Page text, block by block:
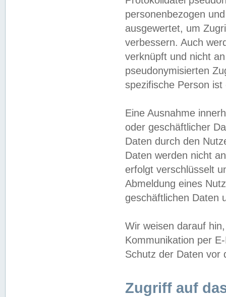
personenbezogen
ausgewertet, um
verbessern. Auch
verknüpft und nicht
pseudonymisierten
spezifische Person
Eine Ausnahme
oder geschäftlicher
Daten durch den
Daten werden nicht
erfolgt verschlüsselt
Abmeldung eines
geschäftlichen Daten
Wir weisen darauf
Kommunikation per
Schutz der Daten vor
Zugriff auf